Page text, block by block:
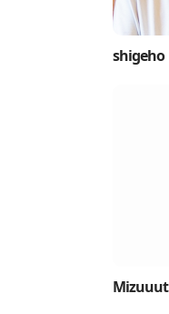
shigeho
Mizuuut